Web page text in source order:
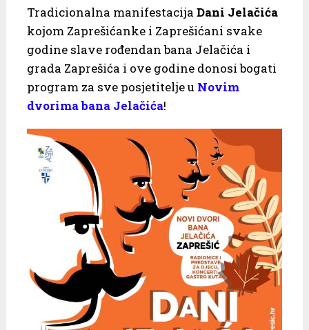
Tradicionalna manifestacija Dani Jelačića
kojom Zaprešićanke i Zaprešićani svake
godine slave rođendan bana Jelačića i
grada Zaprešića i ove godine donosi bogati
program za sve posjetitelje u Novim
dvorima bana Jelačića!